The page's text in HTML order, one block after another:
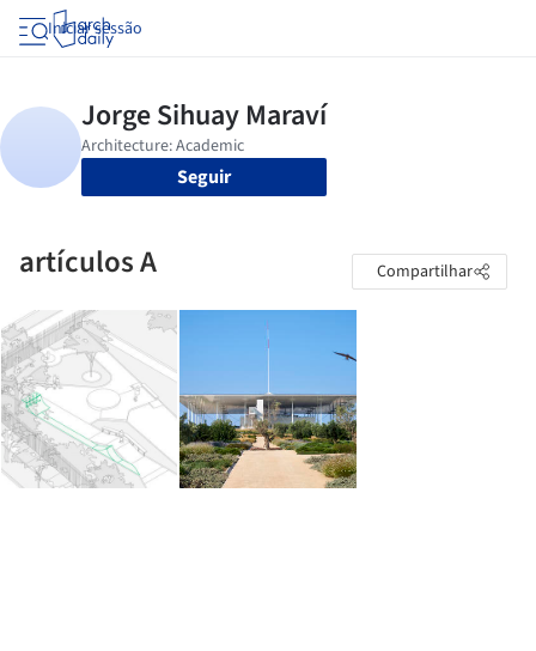
Iniciar sessão
Seguir
artículos A Compartilhar